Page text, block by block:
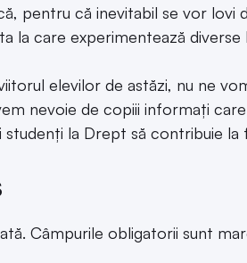
pentru că inevitabil se vor lovi
la care experimentează
elevilor de astăzi, nu ne
nevoie de copiii informați
studenți la Drept să contribuie
Câmpurile obligatorii sunt